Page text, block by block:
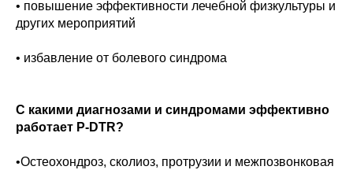
• повышение эффективности лечебной физкультуры и
других мероприятий
• избавление от болевого синдрома
С какими диагнозами и синдромами эффективно
работает P-DTR?
•Остеохондроз, сколиоз, протрузии и межпозвонковая